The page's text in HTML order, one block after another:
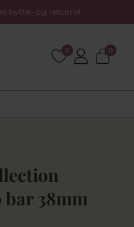
bytte- og returret
0 0
bar 38mm